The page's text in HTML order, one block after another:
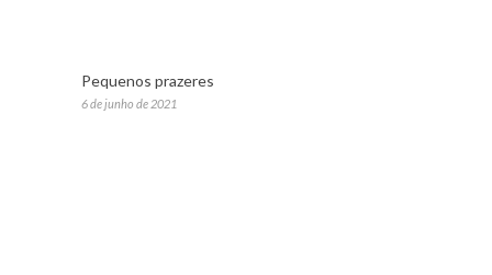
Pequenos prazeres
6 de junho de 2021